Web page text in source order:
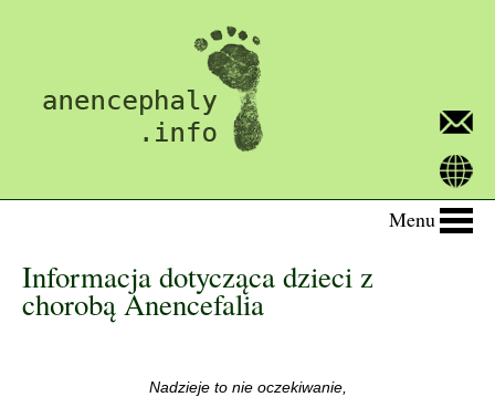
Menu
Informacja dotycząca dzieci z
chorobą Anencefalia
Nadzieje to nie oczekiwanie,